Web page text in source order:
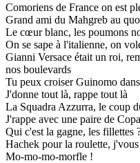
Comoriens de France on est
Grand ami du Mahgreb au
Le cœur blanc, les poumons
On se sape à l'italienne, on
Gianni Versace était un roi,
nos boulevards
Tu peux croiser Guinomo
J'donne tout là, rappe tout là
La Squadra Azzurra, le coup
J'rappe avec une paire de
Qui c'est la gagne, les fillettes
Hachek pour la roulette, j'vous
Mo-mo-mo-morfle !